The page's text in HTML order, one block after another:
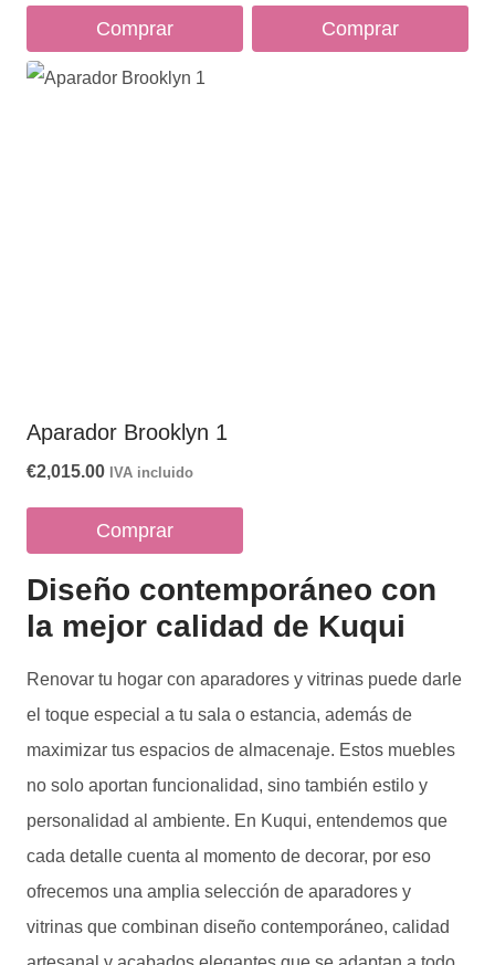
Comprar Comprar
Aparador Brooklyn 1
€2,015.00 IVA incluido
Comprar
Diseño contemporáneo con
la mejor calidad de Kuqui
Renovar tu hogar con aparadores y vitrinas puede darle
el toque especial a tu sala o estancia, además de
maximizar tus espacios de almacenaje. Estos muebles
no solo aportan funcionalidad, sino también estilo y
personalidad al ambiente. En Kuqui, entendemos que
cada detalle cuenta al momento de decorar, por eso
ofrecemos una amplia selección de aparadores y
vitrinas que combinan diseño contemporáneo, calidad